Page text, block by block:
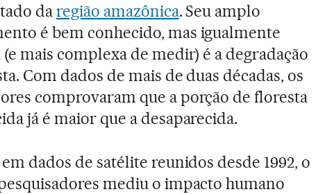
daregião amazônica. Seu amplo
é bem conhecido, mas igualmente
mais complexa de medir) é a degradação
Com dados de mais de duas décadas, os
comprovaram que a porção de floresta
já é maior que a desaparecida.
dados de satélite reunidos desde 1992, o
mediu o impacto humano